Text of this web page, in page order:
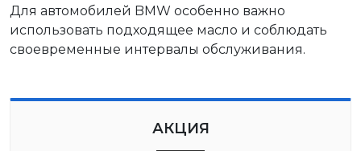
Для автомобилей BMW особенно важно
использовать подходящее масло и соблюдать
своевременные интервалы обслуживания.
АКЦИЯ